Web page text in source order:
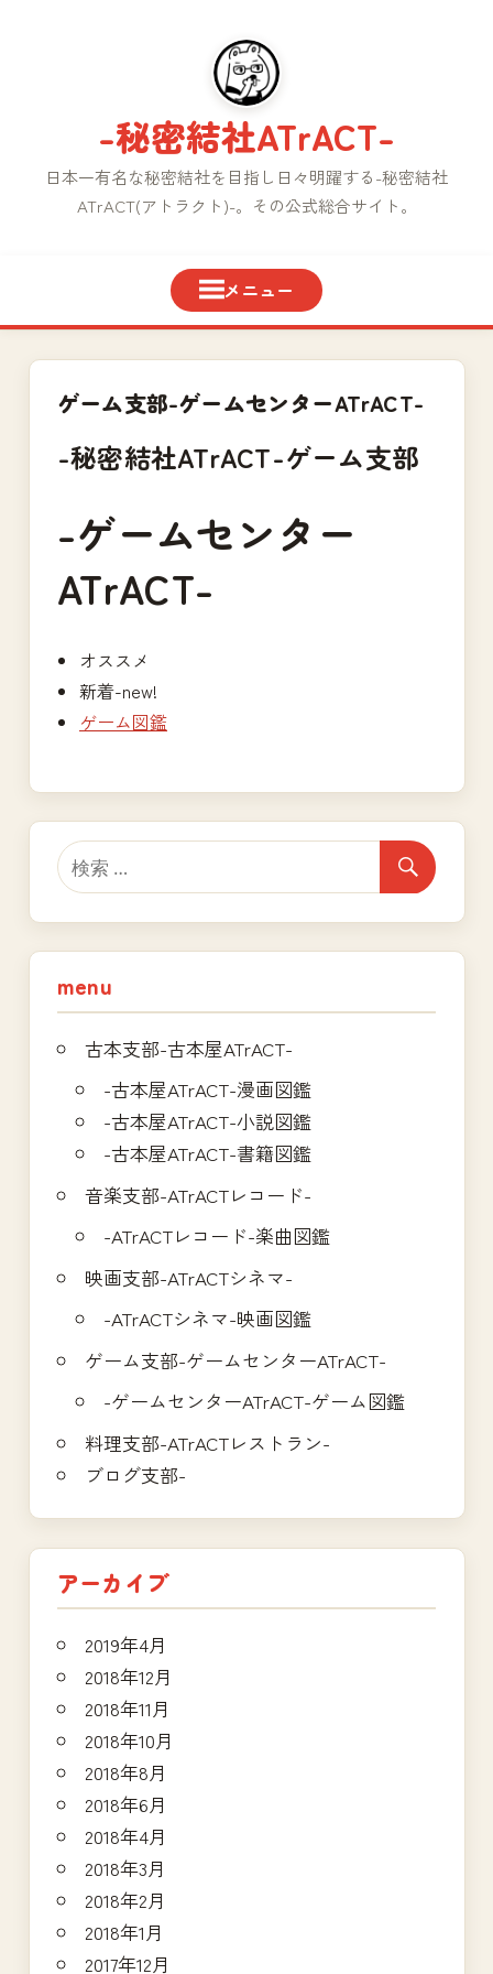
-秘密結社ATrACT-
日本一有名な秘密結社を目指し日々明躍する-秘密結社
ATrACT(アトラクト)-。その公式総合サイト。
ゲーム支部-ゲームセンターATrACT-
-秘密結社ATrACT-ゲーム支部
-ゲームセンター
ATrACT-
オススメ
新着-new!
ゲーム図鑑
menu
古本支部-古本屋ATrACT-
-古本屋ATrACT-漫画図鑑
-古本屋ATrACT-小説図鑑
-古本屋ATrACT-書籍図鑑
音楽支部-ATrACTレコード-
-ATrACTレコード-楽曲図鑑
映画支部-ATrACTシネマ-
-ATrACTシネマ-映画図鑑
ゲーム支部-ゲームセンターATrACT-
-ゲームセンターATrACT-ゲーム図鑑
料理支部-ATrACTレストラン-
ブログ支部-
アーカイブ
2019年4月
2018年12月
2018年11月
2018年10月
2018年8月
2018年6月
2018年4月
2018年3月
2018年2月
2018年1月
2017年12月